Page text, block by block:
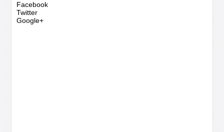
Facebook
Twitter
Google+